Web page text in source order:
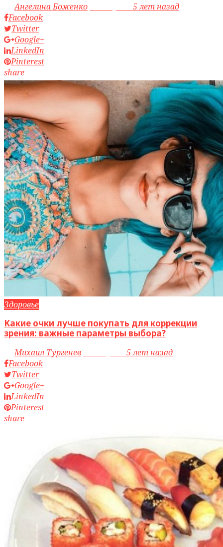
byАнгелина Боженко
5 лет назад
Facebook
Twitter
Google+
LinkedIn
Pinterest
share
Здоровье
Какие очки лучше покупать для коррекции
зрения: важные параметры выбора?
byМихаил Тургенев
5 лет назад
Facebook
Twitter
Google+
LinkedIn
Pinterest
share